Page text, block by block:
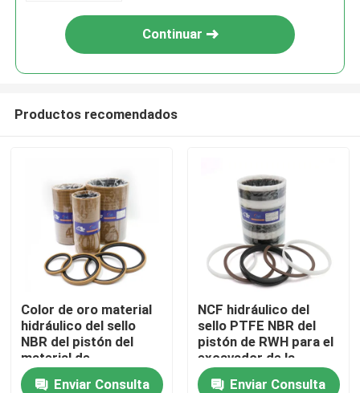
Hogar
Productos
Vídeos
Continuar
Productos recomendados
Color de oro material
hidráulico del sello
NBR del pistón del
material de
construcción
Enviar Consulta
NCF hidráulico del
sello PTFE NBR del
pistón de RWH para el
excavador de la
correa eslabonada
Enviar Consulta